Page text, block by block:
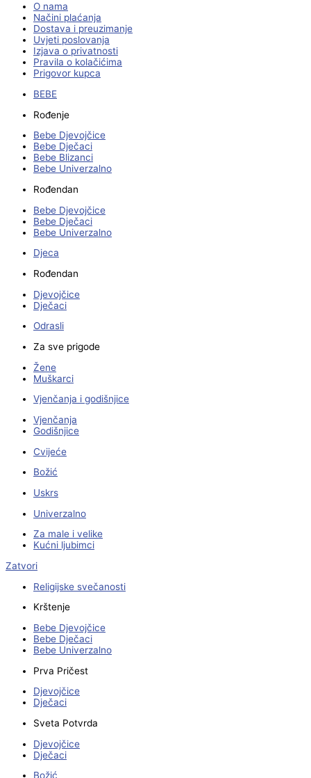
O nama
Načini plaćanja
Dostava i preuzimanje
Uvjeti poslovanja
Izjava o privatnosti
Pravila o kolačićima
Prigovor kupca
BEBE
Rođenje
Bebe Djevojčice
Bebe Dječaci
Bebe Blizanci
Bebe Univerzalno
Rođendan
Bebe Djevojčice
Bebe Dječaci
Bebe Univerzalno
Djeca
Rođendan
Djevojčice
Dječaci
Odrasli
Za sve prigode
Žene
Muškarci
Vjenčanja i godišnjice
Vjenčanja
Godišnjice
Cvijeće
Božić
Uskrs
Univerzalno
Za male i velike
Kućni ljubimci
Zatvori
Religijske svečanosti
Krštenje
Bebe Djevojčice
Bebe Dječaci
Bebe Univerzalno
Prva Pričest
Djevojčice
Dječaci
Sveta Potvrda
Djevojčice
Dječaci
Božić